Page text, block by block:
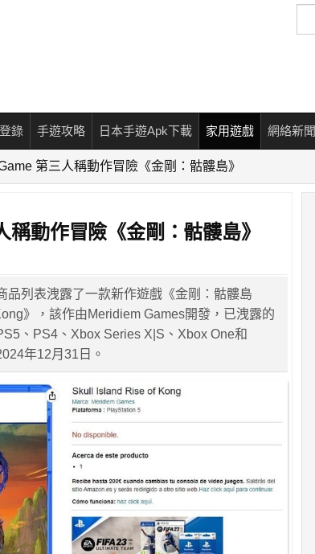
尋
錄 手遊攻略 日本手遊Apk下載 家用遊戲 網絡新聞
第三人稱動作冒險《金剛：骷髏島》
動作冒險《金剛：骷髏島》
品列表洩露了一款新作遊戲《金剛：骷髏島
》，該作由Meridiem Games開發，已洩露的
、PS4、Xbox Series X|S、Xbox One和
年12月31日。